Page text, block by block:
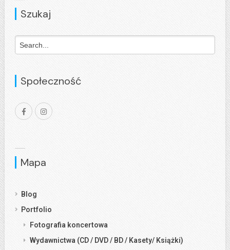
Szukaj
Społeczność
Mapa
Blog
Portfolio
Fotografia koncertowa
Wydawnictwa (CD / DVD / BD / Kasety/ Książki)